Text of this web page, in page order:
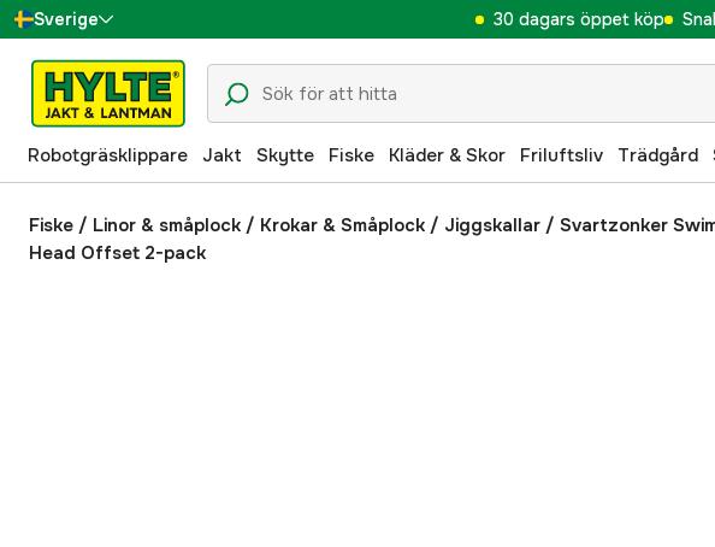
Sverige
Danmark
Suomi
Norge
Deutschland
30 dagars öppet köp
Robotgräsklippare Jakt Skytte Fiske Kläder & Skor Friluftsliv Trädgård
Fiske / Linor & småplock / Krokar & Småplock / Jiggskallar / Svartzonker
Head Offset 2-pack